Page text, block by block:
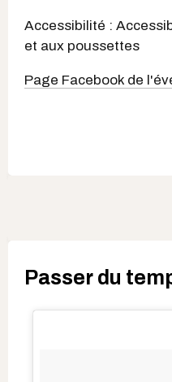
Accessibilité :
et aux poussettes
Page Facebook de
Passer du